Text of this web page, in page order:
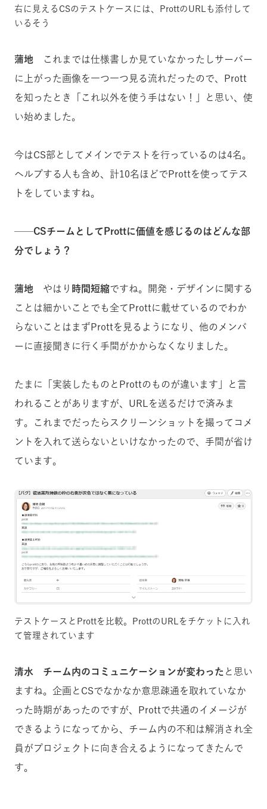
右に見えるCSのテストケースには、ProttのURLも添付して
いるそう
蒲地
これまでは仕様書しか見ていなかったしサーバー
に上がった画像を一つ一つ見る流れだったので、Prott
を知ったとき「これ以外を使う手はない！」と思い、使
い始めました。
今はCS部としてメインでテストを行っているのは4名。
ヘルプする人も含め、計10名ほどでProttを使ってテス
トをしていますね。
──CSチームとしてProttに価値を感じるのはどんな部
分でしょう？
蒲地 やはり 時間短縮ですね。開発・デザインに関する
ことは細かいことでも全てProttに載せているのでわか
らないことはまずProttを見るようになり、他のメンバ
ーに直接聞きに行く手間がかからなくなりました。
たまに「実装したものとProttのものが違います」と言
われることがありますが、URLを送るだけで済みま
す。これまでだったらスクリーンショットを撮ってコメ
ントを入れて送らないといけなかったので、手間が省け
ています。
テストケースとProttを比較。ProttのURLをチケットに入れ
て管理されています
清水 チーム内のコミュニケーションが変わった と思い
ますね。企画とCSでなかなか意思疎通を取れていなか
った時期があったのですが、Prottで共通のイメージが
できるようになってから、チーム内の不和は解消され全
員がプロジェクトに向き合えるようになってきたんで
す。